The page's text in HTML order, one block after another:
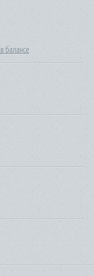
балансе